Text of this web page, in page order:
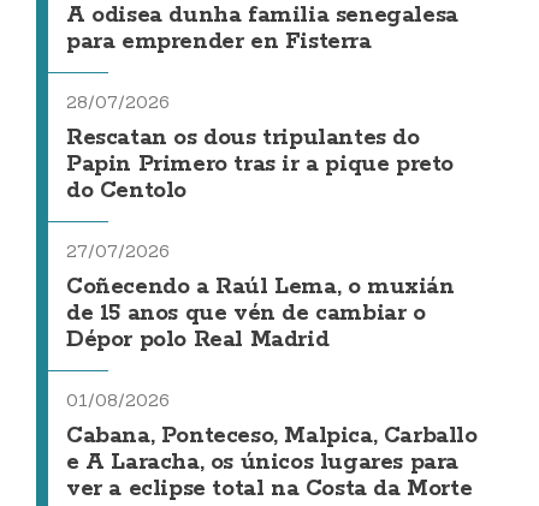
A odisea dunha familia senegalesa
para emprender en Fisterra
28/07/2026
Rescatan os dous tripulantes do
Papin Primero tras ir a pique preto
do Centolo
27/07/2026
Coñecendo a Raúl Lema, o muxián
de 15 anos que vén de cambiar o
Dépor polo Real Madrid
01/08/2026
Cabana, Ponteceso, Malpica, Carballo
e A Laracha, os únicos lugares para
ver a eclipse total na Costa da Morte